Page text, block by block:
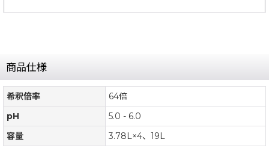
商品仕様
希釈倍率
64倍
pH
5.0 - 6.0
容量
3.78L×4、19L